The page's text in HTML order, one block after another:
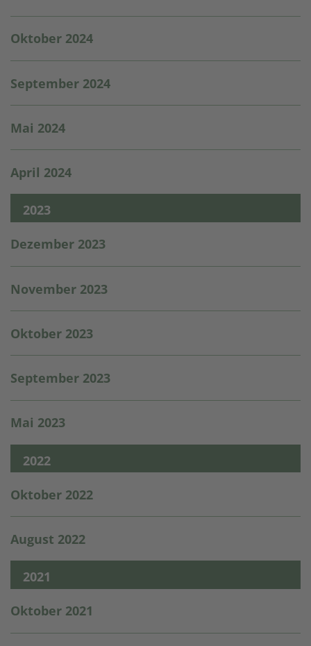
Oktober 2024
September 2024
Mai 2024
April 2024
2023
Dezember 2023
November 2023
Oktober 2023
September 2023
Mai 2023
2022
Oktober 2022
August 2022
2021
Oktober 2021